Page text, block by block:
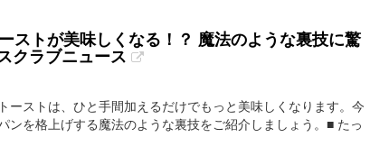
ストが美味しくなる！？ 魔法のような裏技に驚
クラブニュース
ーストは、ひと手間加えるだけでもっと美味しくなります。今
ンを格上げする魔法のような裏技をご紹介しましょう。■ たっ